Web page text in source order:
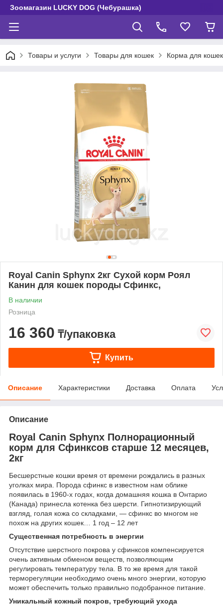
Зоомагазин LUCKY DOG (Чебурашка)
Товары и услуги Товары для кошек Корма для
Royal Canin Sphynx 2кг Сухой корм Роял
Канин для кошек породы Сфинкс,
В наличии
Розница
16 360 ₸/упаковка
Купить
Описание Характеристики Доставка Оплата
Описание
Royal Canin Sphynx Полнорационный
корм для Сфинксов старше 12 месяцев,
2кг
Бесшерстные кошки время от времени рождались в разных
уголках мира. Порода сфинкс в известном нам облике
появилась в 1960-х годах, когда домашняя кошка в Онтарио
(Канада) принесла котенка без шерсти. Гипнотизирующий
взгляд, голая кожа со складками, — сфинкс во многом не
похож на других кошек… 1 год – 12 лет
Существенная потребность в энергии
Отсутствие шерстного покрова у сфинксов компенсируется
очень активным обменом веществ, позволяющим
регулировать температуру тела. В то же время для такой
терморегуляции необходимо очень много энергии, которую
может обеспечить только правильно подобранное питание.
Уникальный кожный покров, требующий ухода